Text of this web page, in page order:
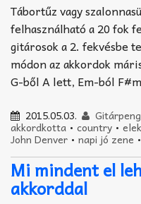
Tábortűz vagy
felhasználható a 20 fok
gitárosok a 2. fekvésbe
módon az akkordok
G-ből A lett, Em-ból
2015.05.03.
akkordkotta • country •
John Denver • napi jó zene •
Mi mindent el
akkorddal